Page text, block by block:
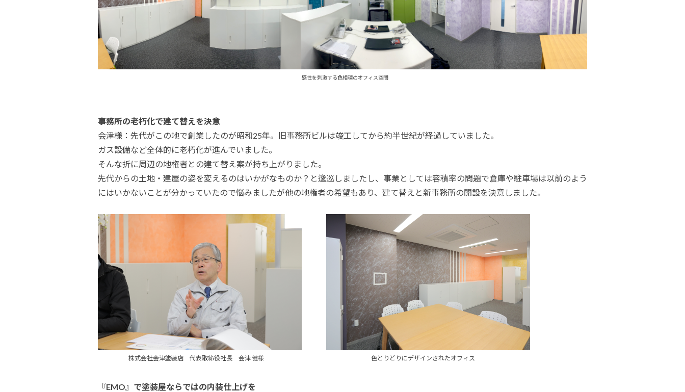
感性を刺激する色相環のオフィス空間
事務所の老朽化で建て替えを決意
会津様：先代がこの地で創業したのが昭和25年。旧事務所ビルは竣工してから約半世紀が経過していました。
ガス設備など全体的に老朽化が進んでいました。
そんな折に周辺の地権者との建て替え案が持ち上がりました。
先代からの土地・建屋の姿を変えるのはいかがなものか？と逡巡しましたし、事業としては容積率の問題で倉庫や駐車場は以前のよう
にはいかないことが分かっていたので悩みましたが他の地権者の希望もあり、建て替えと新事務所の開設を決意しました。
株式会社会津塗装店 代表取締役社長 会津 健様 色とりどりにデザインされたオフィス
『EMO』で塗装屋ならではの内装仕上げを